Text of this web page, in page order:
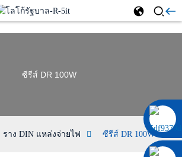
0086 13322920697
ซีรีส์ DR 100W
ราง DIN แหล่งจ่ายไฟ ซีรีส์ DR 100W